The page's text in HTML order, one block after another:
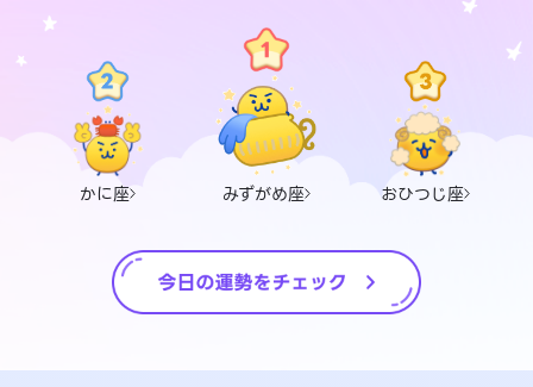
かに座 みずがめ座 おひつじ座